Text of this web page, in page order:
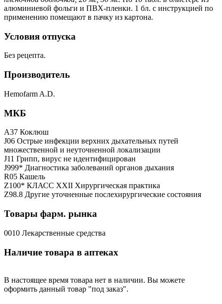
алюминиевой фольги и ПВХ-пленки. 1 бл. с инструкцией по
применению помещают в пачку из картона.
Условия отпуска
Без рецепта.
Производитель
Hemofarm A.D.
МКБ
A37 Коклюш
J06 Острые инфекции верхних дыхательных путей
множественной и неуточненной локализации
J11 Грипп, вирус не идентифицирован
J999* Диагностика заболеваний органов дыхания
R05 Кашель
Z100* КЛАСС XXII Хирургическая практика
Z98.8 Другие уточненные послехирургические состояния
Товары фарм. рынка
0010 Лекарственные средства
Наличие товара в аптеках
В настоящее время товара нет в наличии. Вы можете
оформить данный товар "под заказ".